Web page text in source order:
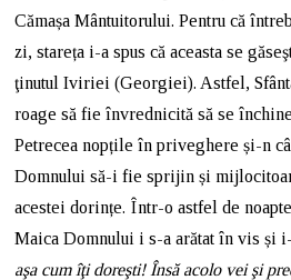
Cămașa Mântuitorului. Pentru că
zi, stareța i-a spus că aceasta se
ţinutul Iviriei (Georgiei). Astfel,
roage să fie învrednicită să se
Petrecea nopțile în priveghere și-n
Domnului să-i fie sprijin și
acestei dorințe. Într-o astfel de
Maica Domnului i s-a arătat în vis și
aşa cum îţi doreşti! Însă acolo vei şi